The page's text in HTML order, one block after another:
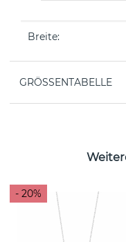
Breite:
GRÖSSENTABELLE
- 20%